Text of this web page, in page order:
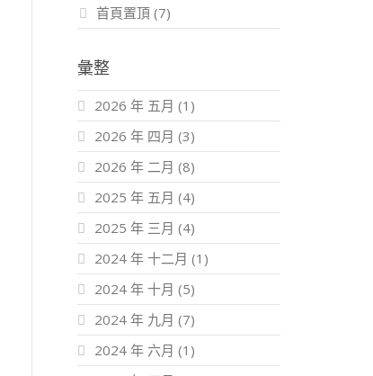
首頁置頂(7)
彙整
2026 年 五月 (1)
2026 年 四月 (3)
2026 年 二月 (8)
2025 年 五月 (4)
2025 年 三月 (4)
2024 年 十二月 (1)
2024 年 十月 (5)
2024 年 九月 (7)
2024 年 六月 (1)